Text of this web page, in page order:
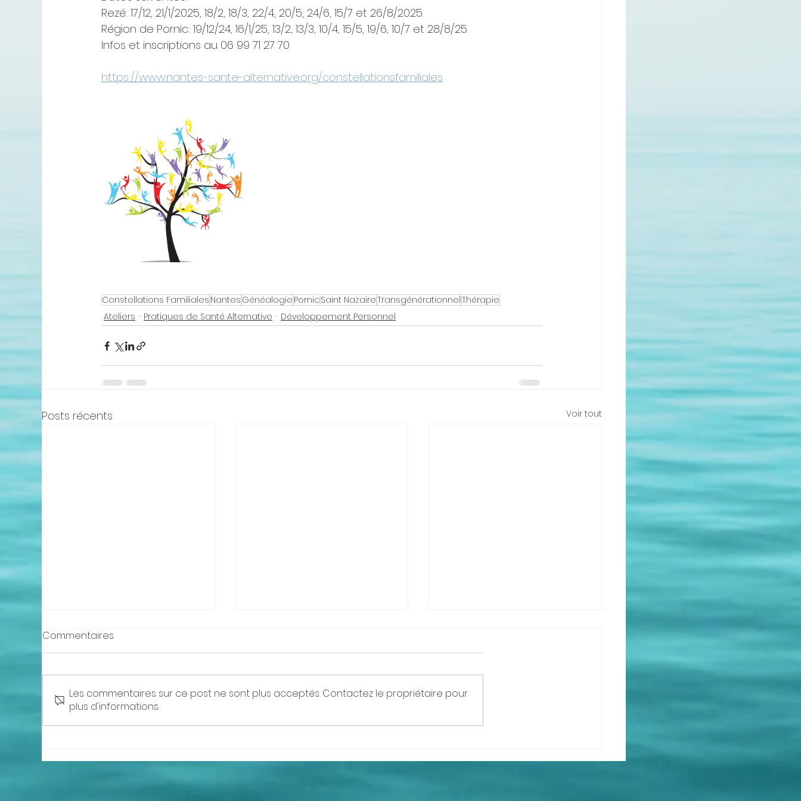
Rezé: 17/12, 21/1/2025, 18/2, 18/3, 22/4, 20/5, 24/6, 15/7 et 26/8/2025.
Région de Pornic: 19/12/24, 16/1/25, 13/2, 13/3, 10/4, 15/5, 19/6, 10/7 et 28/8/25.
Infos et inscriptions au 06 99 71 27 70
https://www.nantes-sante-alternative.org/constellationsfamiliales
Constellations Familiales Nantes Généalogie PornicSaint NazaireTransgénérationnelThérapie
Ateliers
Pratiques de Santé Alternative Développement Personnel
Posts récents Voir tout
Ateliers mensuels de
Constellations familiales -
Constellations familiales -
Constellations familiales et
Pornic / Saint Nazaire /
Commentaires
Les commentaires sur ce post ne sont plus acceptés. Contactez le propriétaire pour
plus d'informations.